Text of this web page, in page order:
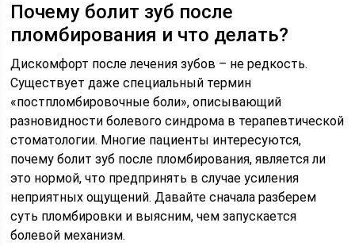
Почему болит зуб после
пломбирования и что делать?
Дискомфорт после лечения зубов – не редкость.
Существует даже специальный термин
«постпломбировочные боли», описывающий
разновидности болевого синдрома в терапевтической
стоматологии. Многие пациенты интересуются,
почему болит зуб после пломбирования, является ли
это нормой, что предпринять в случае усиления
неприятных ощущений. Давайте сначала разберем
суть пломбировки и выясним, чем запускается
болевой механизм.